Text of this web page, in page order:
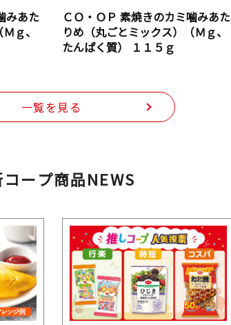
みあた
ｇ、
ＣＯ・ＯＰ 素焼きのカミ噛みあた
りめ（丸ごとミックス）（Ｍｇ、
たんぱく質） １１５ｇ
一覧を見る
ープ商品NEWS